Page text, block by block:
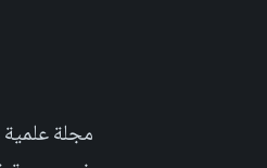
مجلة علمية عربية